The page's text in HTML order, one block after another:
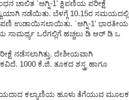
ಚಾಲಿತ `ಅಗ್ನಿ-1' ಕ್ಷಿಪಣಿಯ ಪರೀಕ್ಷೆ
ನಡೆಯಿತು. ಬೆಳಗ್ಗೆ 10.15ರ ಸಮಯದಲ್ಲಿ
ಉಡಾಯಿಸಲಾಯಿತು. `ಅಗ್ನಿ-1' ಭಾರತೀಯ
ಸಾಮರ್ಥ್ಯ ಒರೆಗಲ್ಲಿಗೆ ಹಚ್ಚಲು ಡಿ ಆರ್ ಡಿ ಒ
ನಡೆಸಲಾಗಿತ್ತು. ದೇಶೀಯವಾಗಿ
1000 ಕೆ.ಜಿ. ತೂಕದ ಶಸ್ತ್ರ ಹಾಗೂ
ಕಲ್ಯಾಣಿಯ ಹೂಳು ತೆಗೆಯುವ ಮೂಲಕ